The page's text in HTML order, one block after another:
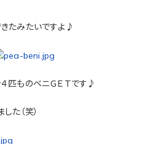
たみたいですよ♪
匹ものベニＧＥＴです♪
た（笑）